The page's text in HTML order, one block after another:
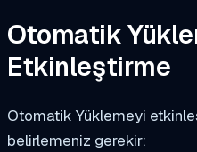
Otomatik
Etkinleştirme
Otomatik Yüklemeyi
belirlemeniz gerekir: